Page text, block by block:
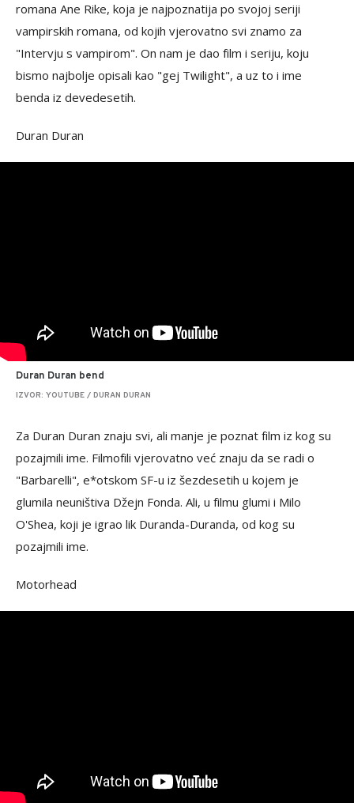
romana Ane Rike, koja je najpoznatija po svojoj seriji
vampirskih romana, od kojih vjerovatno svi znamo za
"Intervju s vampirom". On nam je dao film i seriju, koju
bismo najbolje opisali kao "gej Twilight", a uz to i ime
benda iz devedesetih.
Duran Duran
Duran Duran bend
IZVOR: YOUTUBE / DURAN DURAN
Za Duran Duran znaju svi, ali manje je poznat film iz kog su
pozajmili ime. Filmofili vjerovatno već znaju da se radi o
"Barbarelli", e*otskom SF-u iz šezdesetih u kojem je
glumila neuništiva Džejn Fonda. Ali, u filmu glumi i Milo
O'Shea, koji je igrao lik Duranda-Duranda, od kog su
pozajmili ime.
Motorhead